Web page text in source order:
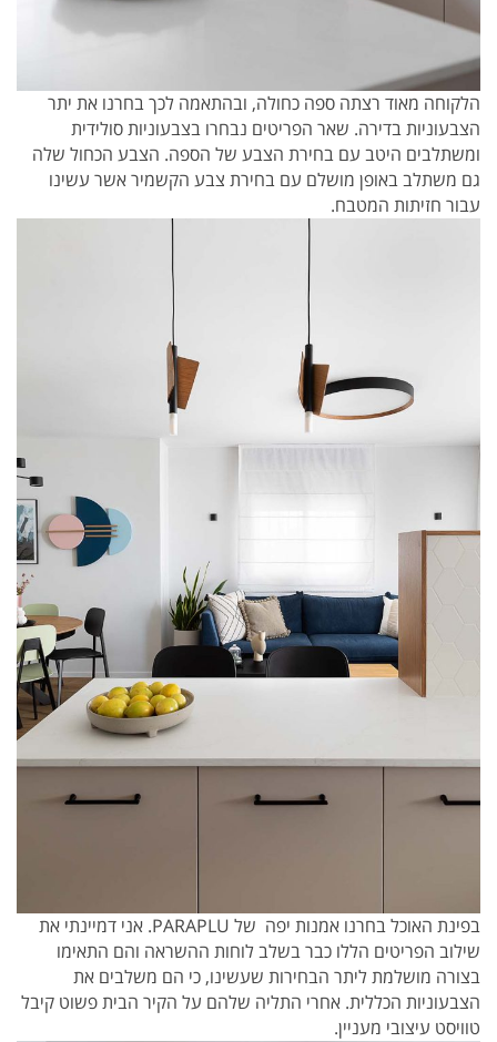
הלקוחה מאוד רצתה ספה כחולה, ובהתאמה לכך בחרנו את יתר
הצבעוניות בדירה. שאר הפריטים נבחרו בצבעוניות סולידית
ומשתלבים היטב עם בחירת הצבע של הספה. הצבע הכחול שלה
גם משתלב באופן מושלם עם בחירת צבע הקשמיר אשר עשינו
עבור חזיתות המטבח.
בפינת האוכל בחרנו אמנות יפה של PARAPLU. אני דמיינתי את
שילוב הפריטים הללו כבר בשלב לוחות ההשראה והם התאימו
בצורה מושלמת ליתר הבחירות שעשינו, כי הם משלבים את
הצבעוניות הכללית. אחרי התליה שלהם על הקיר הבית פשוט קיבל
טוויסט עיצובי מעניין.